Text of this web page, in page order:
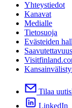
Yhteystiedot
Kanavat
Medialle
Tietosuoja
Evästeiden
Tilaa
LinkedIn